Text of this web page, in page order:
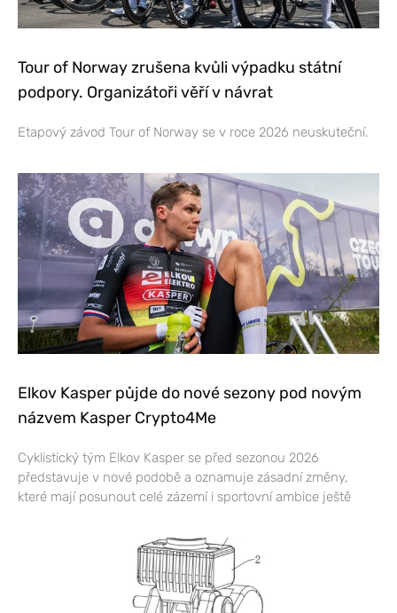
Tour of Norway zrušena kvůli výpadku státní
podpory. Organizátoři věří v návrat
Etapový závod Tour of Norway se v roce 2026 neuskuteční.
Elkov Kasper půjde do nové sezony pod novým
názvem Kasper Crypto4Me
Cyklistický tým Elkov Kasper se před sezonou 2026
představuje v nové podobě a oznamuje zásadní změny,
které mají posunout celé zázemí i sportovní ambice ještě